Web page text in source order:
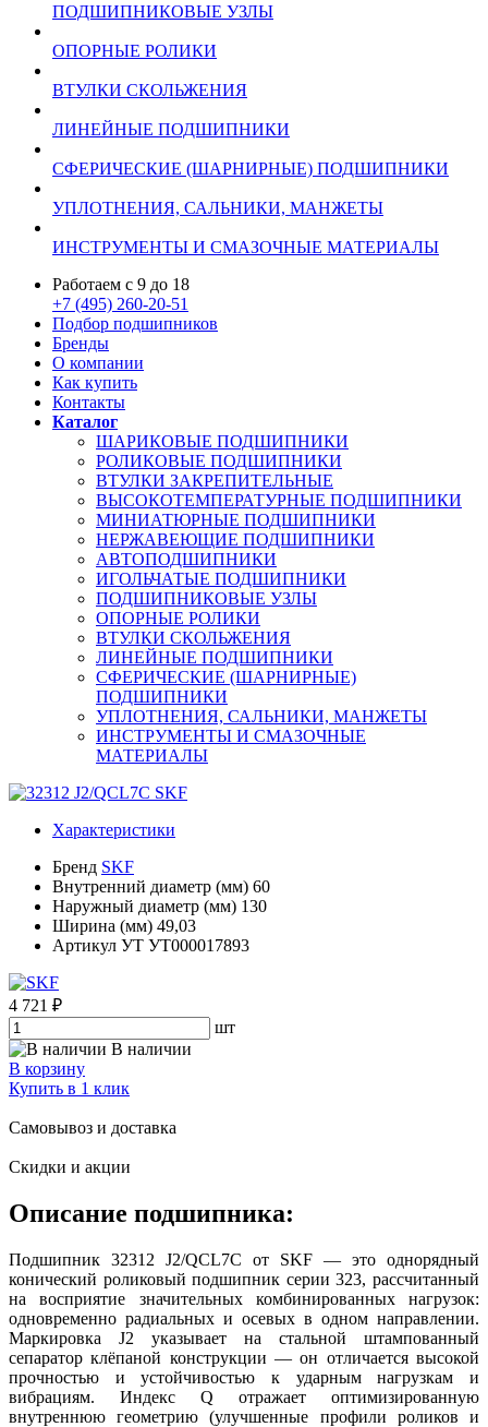
ПОДШИПНИКОВЫЕ УЗЛЫ
ОПОРНЫЕ РОЛИКИ
ВТУЛКИ СКОЛЬЖЕНИЯ
ЛИНЕЙНЫЕ ПОДШИПНИКИ
СФЕРИЧЕСКИЕ (ШАРНИРНЫЕ) ПОДШИПНИКИ
УПЛОТНЕНИЯ, САЛЬНИКИ, МАНЖЕТЫ
ИНСТРУМЕНТЫ И СМАЗОЧНЫЕ МАТЕРИАЛЫ
Работаем с 9 до 18
+7 (495) 260-20-51
Подбор подшипников
Бренды
О компании
Как купить
Контакты
Каталог
ШАРИКОВЫЕ ПОДШИПНИКИ
РОЛИКОВЫЕ ПОДШИПНИКИ
ВТУЛКИ ЗАКРЕПИТЕЛЬНЫЕ
ВЫСОКОТЕМПЕРАТУРНЫЕ ПОДШИПНИКИ
МИНИАТЮРНЫЕ ПОДШИПНИКИ
НЕРЖАВЕЮЩИЕ ПОДШИПНИКИ
АВТОПОДШИПНИКИ
ИГОЛЬЧАТЫЕ ПОДШИПНИКИ
ПОДШИПНИКОВЫЕ УЗЛЫ
ОПОРНЫЕ РОЛИКИ
ВТУЛКИ СКОЛЬЖЕНИЯ
ЛИНЕЙНЫЕ ПОДШИПНИКИ
СФЕРИЧЕСКИЕ (ШАРНИРНЫЕ)
ПОДШИПНИКИ
УПЛОТНЕНИЯ, САЛЬНИКИ, МАНЖЕТЫ
ИНСТРУМЕНТЫ И СМАЗОЧНЫЕ
МАТЕРИАЛЫ
Характеристики
Бренд SKF
Внутренний диаметр (мм) 60
Наружный диаметр (мм) 130
Ширина (мм) 49,03
Артикул УТ УТ000017893
4 721 ₽
шт
В наличии
В корзину
Купить в 1 клик
Самовывоз и доставка
Скидки и акции
Описание подшипника:
Подшипник 32312 J2/QCL7C от SKF — это однорядный
конический роликовый подшипник серии 323, рассчитанный
на восприятие значительных комбинированных нагрузок:
одновременно радиальных и осевых в одном направлении.
Маркировка J2 указывает на стальной штампованный
сепаратор клёпаной конструкции — он отличается высокой
прочностью и устойчивостью к ударным нагрузкам и
вибрациям. Индекс Q отражает оптимизированную
внутреннюю геометрию (улучшенные профили роликов и